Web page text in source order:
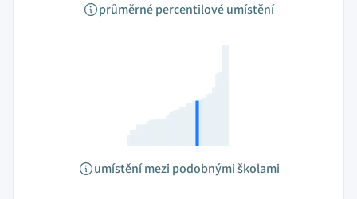
průměrné percentilové umístění
umístění mezi podobnými školami